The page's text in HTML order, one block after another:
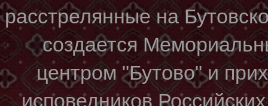
расстрелянные на
создается
центром "Бутово" и
исповедников